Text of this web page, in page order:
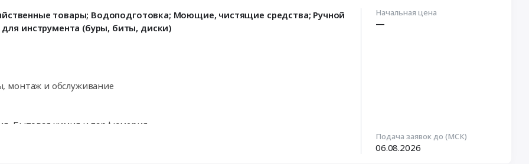
Бытовая химия и парфюмерия
товары; Водоподготовка; Моющие, чистящие средства; Ручной
инструмента (буры, биты, диски)
монтаж и обслуживание
Бытовая химия и парфюмерия
Начальная цена
—
Подача заявок до (МСК)
06.08.2026